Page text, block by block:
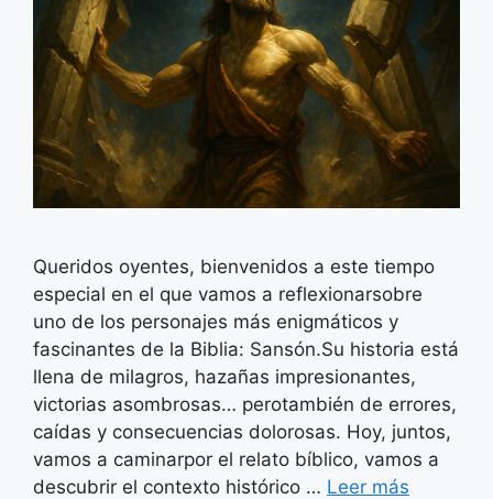
Queridos oyentes, bienvenidos a este tiempo
especial en el que vamos a reflexionarsobre
uno de los personajes más enigmáticos y
fascinantes de la Biblia: Sansón.Su historia está
llena de milagros, hazañas impresionantes,
victorias asombrosas… perotambién de errores,
caídas y consecuencias dolorosas. Hoy, juntos,
vamos a caminarpor el relato bíblico, vamos a
descubrir el contexto histórico … Leer más